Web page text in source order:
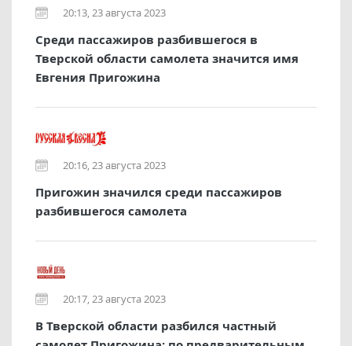
20:13, 23 августа 2023
Среди пассажиров разбившегося в
Тверской области самолета значится имя
Евгения Пригожина
20:16, 23 августа 2023
Пригожин значился среди пассажиров
разбившегося самолета
20:17, 23 августа 2023
В Тверской области разбился частный